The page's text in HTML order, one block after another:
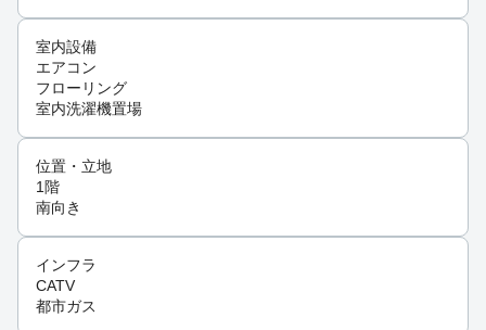
室内設備
エアコン
フローリング
室内洗濯機置場
位置・立地
1階
南向き
インフラ
CATV
都市ガス